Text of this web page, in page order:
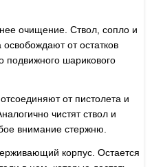
очищение. Ствол, сопло и
от остатков
подвижного шарикового
от пистолета и
чистят ствол и
внимание стержню.
корпус. Остается